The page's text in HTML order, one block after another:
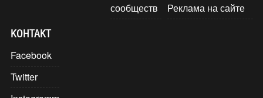
сообществ
Реклама на сайте
КОНТАКТ
Facebook
Twitter